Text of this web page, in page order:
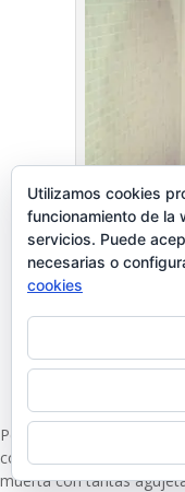
Pero vamos a lo que
correr, y eso hice. Fue
muerta con tantas
Utilizamos cookies
funcionamiento de la
servicios. Puede
necesarias o
cookies